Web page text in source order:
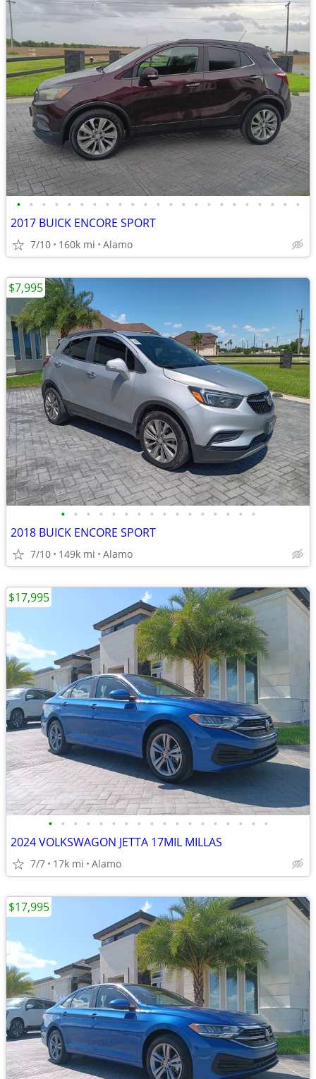
• • • • • • • • • • • • • • • • • • • • • • •
2017 BUICK ENCORE SPORT
7/10 160k mi Alamo
• • • • • • • • • • • • • • • •
2018 BUICK ENCORE SPORT
7/10 149k mi Alamo
$7,995
• • • • • • • • • • • • • • • • • •
2024 VOLKSWAGON JETTA 17MIL MILLAS
7/7 17k mi Alamo
$17,995
$17,995